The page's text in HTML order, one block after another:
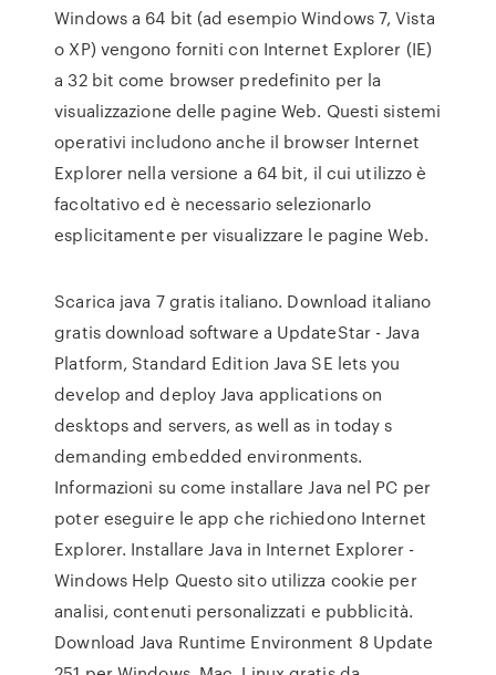
Windows a 64 bit (ad esempio Windows 7, Vista
o XP) vengono forniti con Internet Explorer (IE)
a 32 bit come browser predefinito per la
visualizzazione delle pagine Web. Questi sistemi
operativi includono anche il browser Internet
Explorer nella versione a 64 bit, il cui utilizzo è
facoltativo ed è necessario selezionarlo
esplicitamente per visualizzare le pagine Web.
Scarica java 7 gratis italiano. Download italiano
gratis download software a UpdateStar - Java
Platform, Standard Edition Java SE lets you
develop and deploy Java applications on
desktops and servers, as well as in today s
demanding embedded environments.
Informazioni su come installare Java nel PC per
poter eseguire le app che richiedono Internet
Explorer. Installare Java in Internet Explorer -
Windows Help Questo sito utilizza cookie per
analisi, contenuti personalizzati e pubblicità.
Download Java Runtime Environment 8 Update